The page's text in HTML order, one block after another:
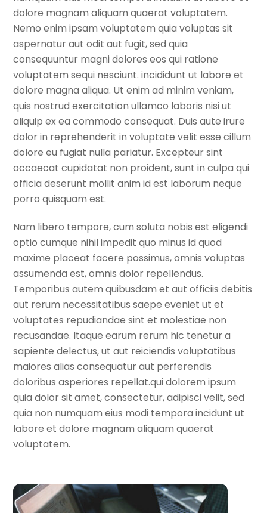
dolore magnam aliquam quaerat voluptatem.
Nemo enim ipsam voluptatem quia voluptas sit
aspernatur aut odit aut fugit, sed quia
consequuntur magni dolores eos qui ratione
voluptatem sequi nesciunt. incididunt ut labore et
dolore magna aliqua. Ut enim ad minim veniam,
quis nostrud exercitation ullamco laboris nisi ut
aliquip ex ea commodo consequat. Duis aute irure
dolor in reprehenderit in voluptate velit esse cillum
dolore eu fugiat nulla pariatur. Excepteur sint
occaecat cupidatat non proident, sunt in culpa qui
officia deserunt mollit anim id est laborum neque
porro quisquam est.
Nam libero tempore, cum soluta nobis est eligendi
optio cumque nihil impedit quo minus id quod
maxime placeat facere possimus, omnis voluptas
assumenda est, omnis dolor repellendus.
Temporibus autem quibusdam et aut officiis debitis
aut rerum necessitatibus saepe eveniet ut et
voluptates repudiandae sint et molestiae non
recusandae. Itaque earum rerum hic tenetur a
sapiente delectus, ut aut reiciendis voluptatibus
maiores alias consequatur aut perferendis
doloribus asperiores repellat.qui dolorem ipsum
quia dolor sit amet, consectetur, adipisci velit, sed
quia non numquam eius modi tempora incidunt ut
labore et dolore magnam aliquam quaerat
voluptatem.